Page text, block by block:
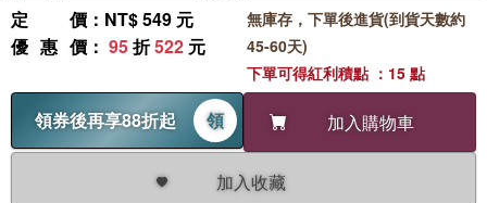
定價 ：NT$ 549 元
優惠價 ： 95折522 元
領券後再享88折起 領 加入購物車
加入收藏
無庫存，下單後進貨(到貨天數約
45-60天)
下單可得紅利積點 ：15 點